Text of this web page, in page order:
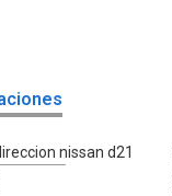
nissan d21